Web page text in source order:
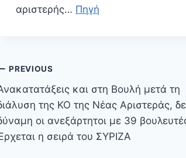
αριστερής… Πηγή
PREVIOUS
και στη Βουλή μετά τη
της ΚΟ της Νέας Αριστεράς,
οι ανεξάρτητοι με 39
η σειρά του ΣΥΡΙΖΑ